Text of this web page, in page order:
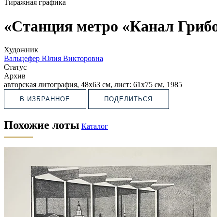
Тиражная графика
«Станция метро «Канал
Художник
Вальцефер Юлия Викторовна
Статус
Архив
авторская литография, 48х63 см, лист: 61х75 см, 1985
В ИЗБРАННОЕ ПОДЕЛИТЬСЯ
Похожие лоты Каталог